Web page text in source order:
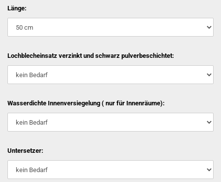
Länge:
Lochblecheinsatz verzinkt und schwarz pulverbeschichtet:
Wasserdichte Innenversiegelung ( nur für Innenräume):
Untersetzer: